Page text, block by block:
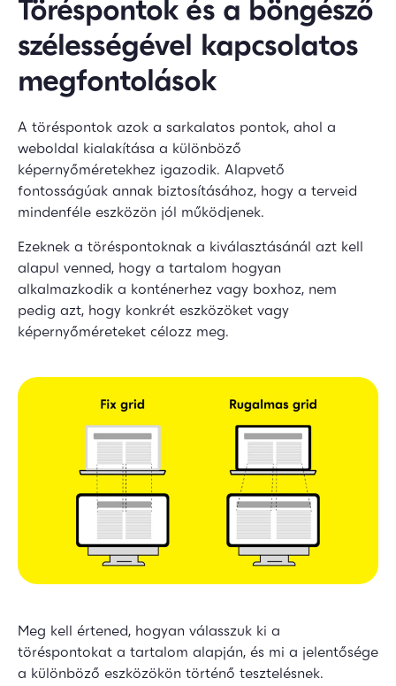
Töréspontok és a böngésző
szélességével kapcsolatos
megfontolások
A töréspontok azok a sarkalatos pontok, ahol a
weboldal kialakítása a különböző
képernyőméretekhez igazodik. Alapvető
fontosságúak annak biztosításához, hogy a terveid
mindenféle eszközön jól működjenek.
Ezeknek a töréspontoknak a kiválasztásánál azt kell
alapul venned, hogy a tartalom hogyan
alkalmazkodik a konténerhez vagy boxhoz, nem
pedig azt, hogy konkrét eszközöket vagy
képernyőméreteket célozz meg.
Meg kell értened, hogyan válasszuk ki a
töréspontokat a tartalom alapján, és mi a jelentősége
a különböző eszközökön történő tesztelésnek.